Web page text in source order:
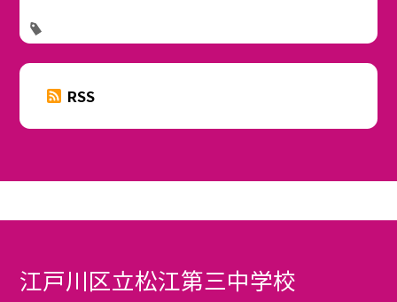
RSS
江戸川区立松江第三中学校